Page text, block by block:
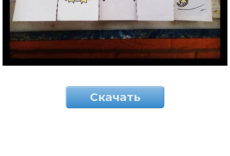
Скачать